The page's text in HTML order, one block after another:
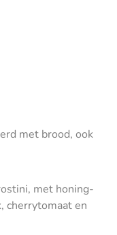
met brood, ook
met honing-
cherrytomaat en